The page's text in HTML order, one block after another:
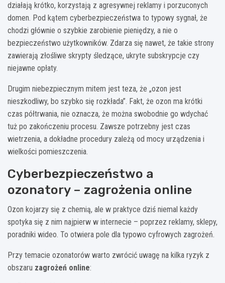
działają krótko, korzystają z agresywnej reklamy i porzuconych
domen. Pod kątem cyberbezpieczeństwa to typowy sygnał, że
chodzi głównie o szybkie zarobienie pieniędzy, a nie o
bezpieczeństwo użytkowników. Zdarza się nawet, że takie strony
zawierają złośliwe skrypty śledzące, ukryte subskrypcje czy
niejawne opłaty.
Drugim niebezpiecznym mitem jest teza, że „ozon jest
nieszkodliwy, bo szybko się rozkłada”. Fakt, że ozon ma krótki
czas półtrwania, nie oznacza, że można swobodnie go wdychać
tuż po zakończeniu procesu. Zawsze potrzebny jest czas
wietrzenia, a dokładne procedury zależą od mocy urządzenia i
wielkości pomieszczenia.
Cyberbezpieczeństwo a
ozonatory – zagrożenia online
Ozon kojarzy się z chemią, ale w praktyce dziś niemal każdy
spotyka się z nim najpierw w internecie – poprzez reklamy, sklepy,
poradniki wideo. To otwiera pole dla typowo cyfrowych zagrożeń.
Przy temacie ozonatorów warto zwrócić uwagę na kilka ryzyk z
obszaru zagrożeń online: